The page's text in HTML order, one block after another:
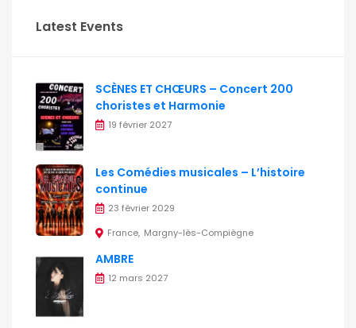
Latest Events
SCÈNES ET CHŒURS – Concert 200
choristes et Harmonie
19 février 2027
Les Comédies musicales – L’histoire
continue
23 février 2029
France Margny-lès-Compiègne
AMBRE
12 mars 2027